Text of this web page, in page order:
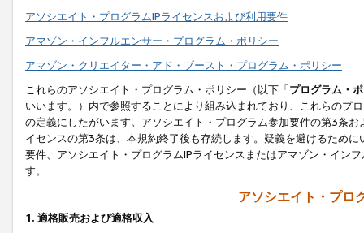
アソシエイト・プログラムIPライセンスおよび利用要件
アマゾン・インフルエンサー・プログラム・ポリシー
アマゾン・クリエイター・アド・ブースト・プログラム・ポリシー
これらのアソシエイト・プログラム・ポリシー（以下「プログラム・
いいます。）内で参照することにより組み込まれており、これらのプ
の定義にしたがいます。アソシエイト・プログラム参加要件の第3条
イセンスの第3条は、本規約終了後も存続します。疑義を避けるため
要件、アソシエイト・プログラムIPライセンスまたはアマゾン・イン
す。
アソシエイト・プロ
1. 適格販売および適格収入